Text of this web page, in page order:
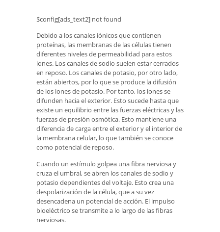
$config[ads_text2] not found
Debido a los canales iónicos que contienen
proteínas, las membranas de las células tienen
diferentes niveles de permeabilidad para estos
iones. Los canales de sodio suelen estar cerrados
en reposo. Los canales de potasio, por otro lado,
están abiertos, por lo que se produce la difusión
de los iones de potasio. Por tanto, los iones se
difunden hacia el exterior. Esto sucede hasta que
existe un equilibrio entre las fuerzas eléctricas y las
fuerzas de presión osmótica. Esto mantiene una
diferencia de carga entre el exterior y el interior de
la membrana celular, lo que también se conoce
como potencial de reposo.
Cuando un estímulo golpea una fibra nerviosa y
cruza el umbral, se abren los canales de sodio y
potasio dependientes del voltaje. Esto crea una
despolarización de la célula, que a su vez
desencadena un potencial de acción. El impulso
bioeléctrico se transmite a lo largo de las fibras
nerviosas.